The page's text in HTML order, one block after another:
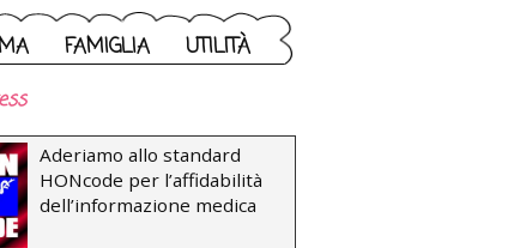
FAMIGLIA UTILITÀ
Aderiamo allo standard
HONcode per l’affidabilità
dell’informazione medica